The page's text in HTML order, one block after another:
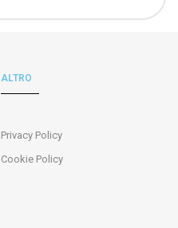
ALTRO
Privacy Policy
Cookie Policy